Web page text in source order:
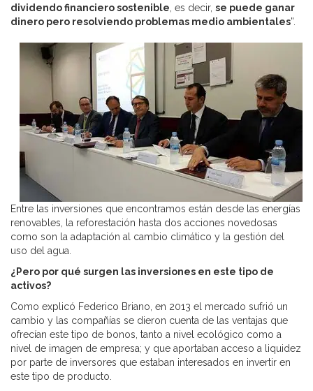
dividendo financiero sostenible , es decir, se puede ganar
dinero pero resolviendo problemas medio ambientales”.
Entre las inversiones que encontramos están desde las energías
renovables, la reforestación hasta dos acciones novedosas
como son la adaptación al cambio climático y la gestión del
uso del agua.
¿Pero por qué surgen las inversiones en este tipo de
activos?
Como explicó Federico Briano, en 2013 el mercado sufrió un
cambio y las compañías se dieron cuenta de las ventajas que
ofrecían este tipo de bonos, tanto a nivel ecológico como a
nivel de imagen de empresa; y que aportaban acceso a liquidez
por parte de inversores que estaban interesados en invertir en
este tipo de producto.